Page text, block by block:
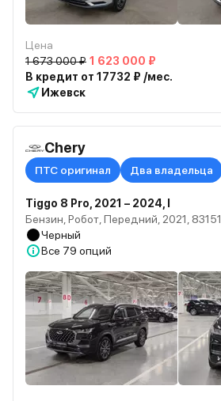
Цена
1 673 000 ₽ 1 623 000 ₽
В кредит от 17732 ₽ /мес.
Ижевск
Chery
ПТС оригинал Два владельца
Tiggo 8 Pro, 2021 – 2024, I
Бензин, Робот, Передний, 2021, 83151
Черный
Все 79 опций